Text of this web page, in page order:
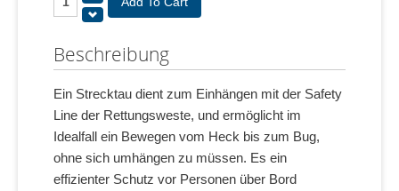
Beschreibung
Ein Strecktau dient zum Einhängen mit der Safety
Line der Rettungsweste, und ermöglicht im
Idealfall ein Bewegen vom Heck bis zum Bug,
ohne sich umhängen zu müssen. Es ein
effizienter Schutz vor Personen über Bord